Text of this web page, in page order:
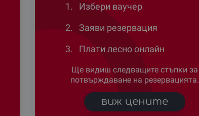
1.
Избери ваучер
2.
Заяви резервация
3.
Плати лесно онлайн
Ще видиш следващите стъпки за
потвърждаване на резервацията.
виж цените